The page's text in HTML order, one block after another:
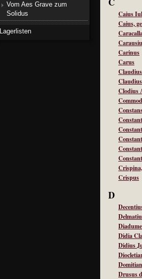
Caius
Caius,
Carinus
Carus
Clodius
Crispus
D
Didia
Didius
Drusus
Vom Aes Grave zum
Solidus
Lagerlisten